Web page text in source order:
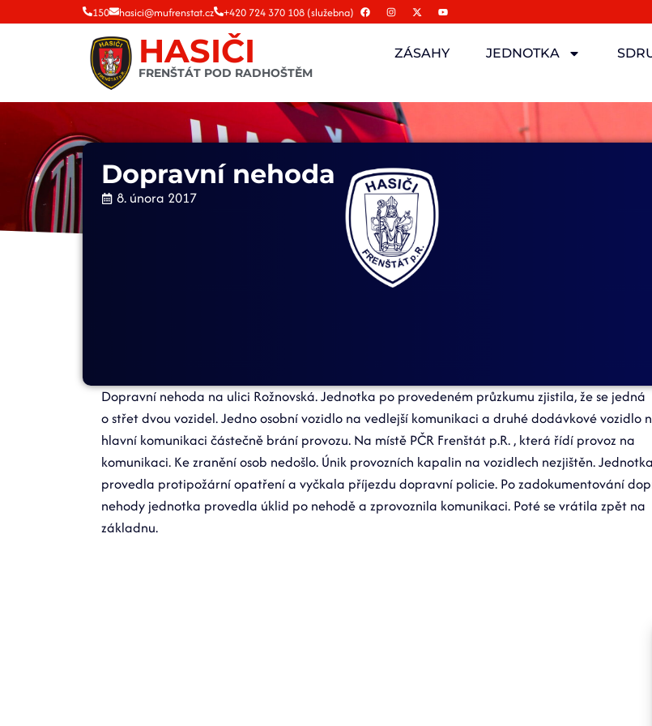
150 hasici@mufrenstat.cz +420 724 370 108 (služebna)
HASIČI
FRENŠTÁT POD RADHOŠTĚM
ZÁSAHY JEDNOTKA
Dopravní nehoda
8. února 2017
Dopravní nehoda na ulici Rožnovská. Jednotka po provedeném průzkumu zjistila, že se jedná
o střet dvou vozidel. Jedno osobní vozidlo na vedlejší komunikaci a druhé dodávkové vozidlo
hlavní komunikaci částečně brání provozu. Na místě PČR Frenštát p.R. , která řídí provoz na
komunikaci. Ke zranění osob nedošlo. Únik provozních kapalin na vozidlech nezjištěn. Jednotka
provedla protipožární opatření a vyčkala příjezdu dopravní policie. Po zadokumentování
nehody jednotka provedla úklid po nehodě a zprovoznila komunikaci. Poté se vrátila zpět na
základnu.